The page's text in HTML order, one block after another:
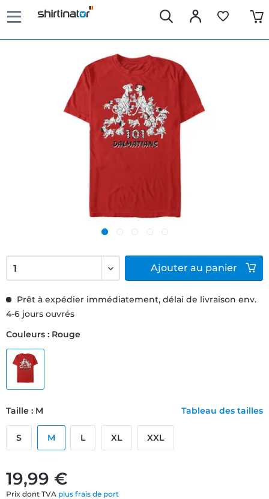
19,99 €
Prix dont TVA plus frais de port
Prêt à expédier immédiatement, délai de livraison env.
4-6 jours ouvrés
Couleurs : Rouge
Taille : M Tableau des tailles
S M L XL XXL
Ajouter au panier